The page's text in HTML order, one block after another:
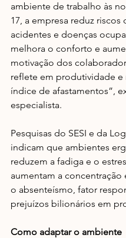
ambiente de trabalho às
17, a empresa reduz riscos
acidentes e doenças
melhora o conforto e
motivação dos
reflete em produtividade e
índice de afastamentos”,
especialista.
Pesquisas do SESI e da
indicam que ambientes
reduzem a fadiga e o
aumentam a concentração
o absenteísmo, fator
prejuízos bilionários em
Como adaptar o ambiente